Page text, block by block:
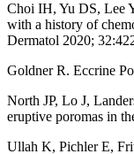
Choi IH, Yu DS, Lee
with a history of
Dermatol 2020;
Goldner R. Eccrine
North JP, Lo J,
eruptive poromas in
Ullah K, Pichler E,